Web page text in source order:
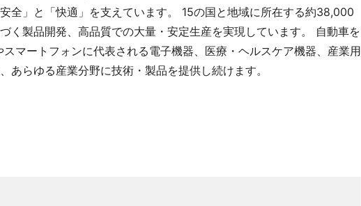
全」と「快適」を支えています。 15の国と地域に所在する約38,000
く製品開発、高品質での大量・安定生産を実現しています。 自動車を
マートフォンに代表される電子機器、医療・ヘルスケア機器、産業用
あらゆる産業分野に技術・製品を提供し続けます。